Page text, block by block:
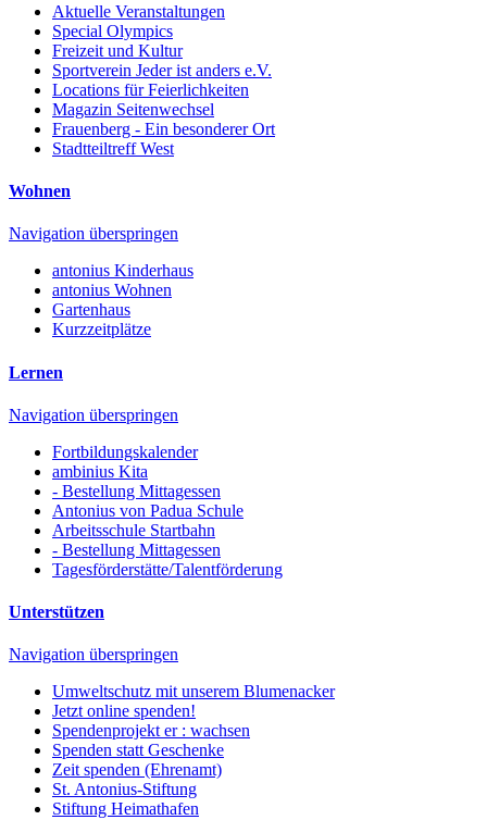
Aktuelle Veranstaltungen
Special Olympics
Freizeit und Kultur
Sportverein Jeder ist anders e.V.
Locations für Feierlichkeiten
Magazin Seitenwechsel
Frauenberg - Ein besonderer Ort
Stadtteiltreff West
Wohnen
Navigation überspringen
antonius Kinderhaus
antonius Wohnen
Gartenhaus
Kurzzeitplätze
Lernen
Navigation überspringen
Fortbildungskalender
ambinius Kita
- Bestellung Mittagessen
Antonius von Padua Schule
Arbeitsschule Startbahn
- Bestellung Mittagessen
Tagesförderstätte/Talentförderung
Unterstützen
Navigation überspringen
Umweltschutz mit unserem Blumenacker
Jetzt online spenden!
Spendenprojekt er : wachsen
Spenden statt Geschenke
Zeit spenden (Ehrenamt)
St. Antonius-Stiftung
Stiftung Heimathafen